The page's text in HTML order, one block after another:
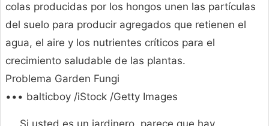
colas producidas por los hongos unen las partículas
del suelo para producir agregados que retienen el
agua, el aire y los nutrientes críticos para el
crecimiento saludable de las plantas.
Problema Garden Fungi
••• balticboy /iStock /Getty Images